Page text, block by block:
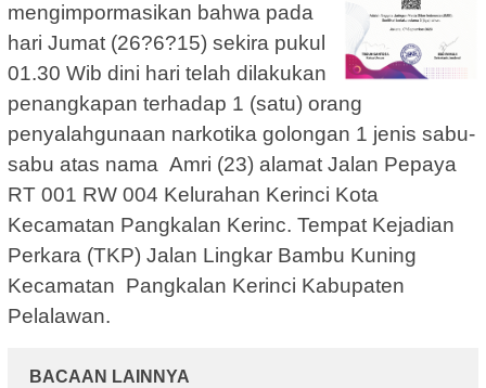
mengimpormasikan bahwa pada
hari Jumat (26?6?15) sekira pukul
01.30 Wib dini hari telah dilakukan
penangkapan terhadap 1 (satu) orang
penyalahgunaan narkotika golongan 1 jenis sabu-
sabu atas nama Amri (23) alamat Jalan Pepaya
RT 001 RW 004 Kelurahan Kerinci Kota
Kecamatan Pangkalan Kerinc. Tempat Kejadian
Perkara (TKP) Jalan Lingkar Bambu Kuning
Kecamatan Pangkalan Kerinci Kabupaten
Pelalawan.
BACAAN LAINNYA